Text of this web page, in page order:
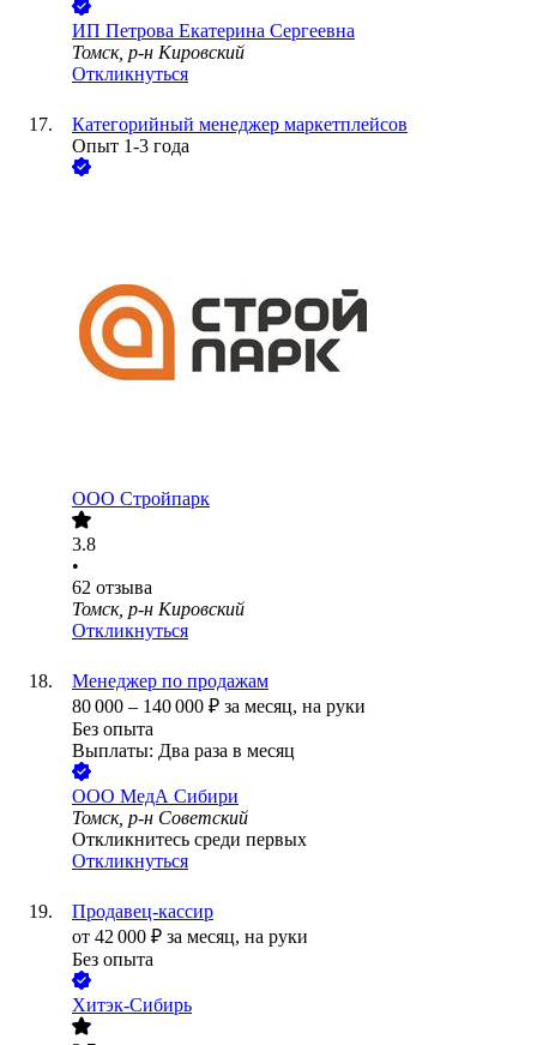
ИП Петрова Екатерина Сергеевна
Томск, р-н Кировский
Откликнуться
Категорийный менеджер маркетплейсов
Опыт 1-3 года
ООО Стройпарк
3.8
•
62 отзыва
Томск, р-н Кировский
Откликнуться
Менеджер по продажам
80 000 – 140 000 ₽ за месяц, на руки
Без опыта
Выплаты: Два раза в месяц
ООО МедА Сибири
Томск, р-н Советский
Откликнитесь среди первых
Откликнуться
Продавец-кассир
от 42 000 ₽ за месяц, на руки
Без опыта
Хитэк-Сибирь